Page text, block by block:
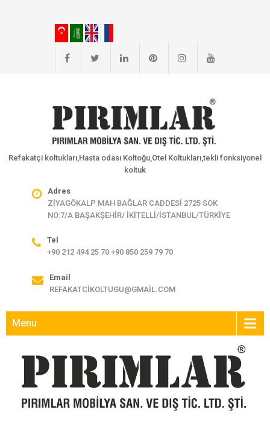
Refakatçi koltukları,Hasta odası Koltoğu,Otel Koltukları,tekli fonksiyonel
koltuk
Adres
ZİYAGÖKALP MAH BAĞLAR CADDESİ 2725 SOK
NO:7/A BAŞAKŞEHİR/ İKİTELLİ/İSTANBUL/TÜRKİYE
Tel
+90 212 494 25 70 +90 850 259 79 70
Email
REFAKATCIKOLTUGU@GMAIL.COM
Menu